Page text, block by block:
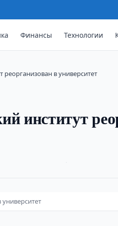
Финансы Технологии
в университет
институт